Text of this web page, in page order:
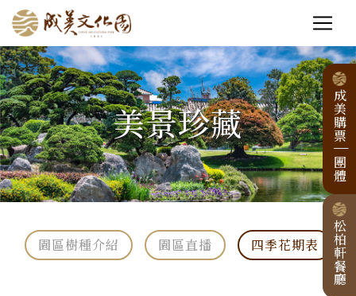
成美購票
|
團體
松柏軒餐廳
美景珍藏
園區樹種介紹 園區直播 四季花期表